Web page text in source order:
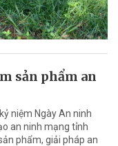
sản phẩm an
niệm Ngày An ninh
an ninh mạng tỉnh
phẩm, giải pháp an